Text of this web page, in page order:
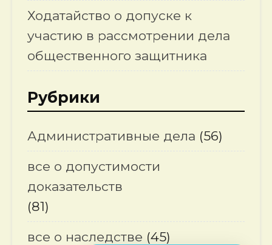
Ходатайство о допуске к
участию в рассмотрении дела
общественного защитника
Рубрики
Административные дела (56)
все о допустимости
доказательств
(81)
все о наследстве (45)